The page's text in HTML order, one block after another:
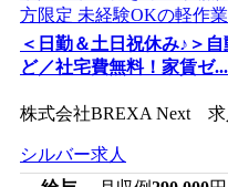
＜日勤＆土日祝休み♪＞
ど／社宅費無料！家賃ゼ...
株式会社BREXA Next 求
シルバー求人